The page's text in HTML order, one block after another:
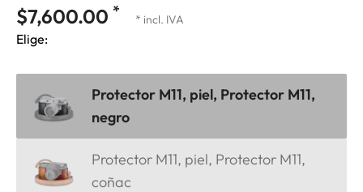
$7,600.00 * * incl. IVA
Elige:
Protector M11, piel, Protector M11,
negro
Protector M11, piel, Protector M11,
coñac